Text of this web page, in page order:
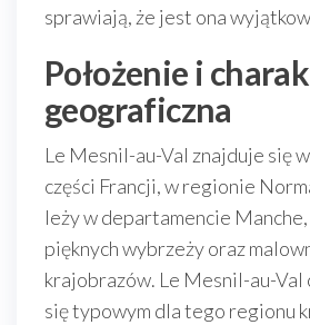
sprawiają, że jest ona
Położenie i
geograficzna
Le Mesnil-au-Val znajduje się
części Francji, w regionie
leży w departamencie
pięknych wybrzeży oraz
krajobrazów. Le Mesnil-au-
się typowym dla tego regionu